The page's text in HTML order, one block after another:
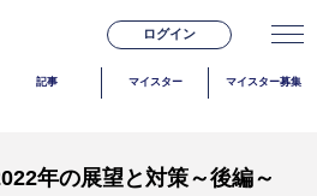
ログイン
記事 マイスター マイスター募集
年の展望と対策～後編～